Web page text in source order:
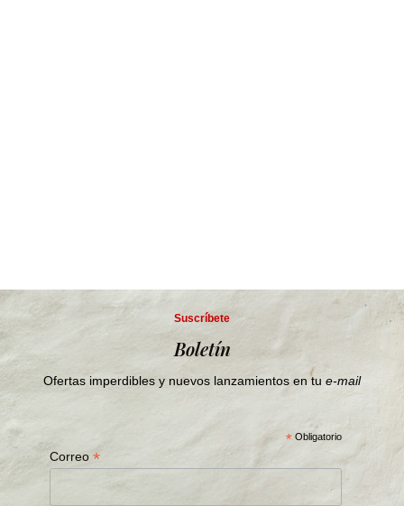
Suscríbete
Boletín
Ofertas imperdibles y nuevos lanzamientos en tu e-mail
* Obligatorio
Correo*